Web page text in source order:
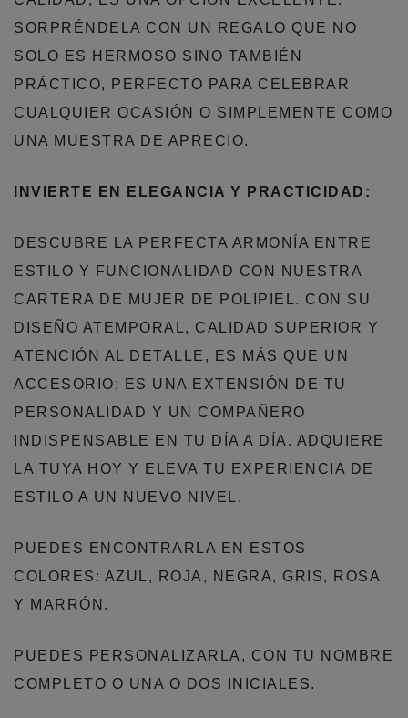
SORPRÉNDELA CON UN REGALO QUE NO
SOLO ES HERMOSO SINO TAMBIÉN
PRÁCTICO, PERFECTO PARA CELEBRAR
CUALQUIER OCASIÓN O SIMPLEMENTE COMO
UNA MUESTRA DE APRECIO.
INVIERTE EN ELEGANCIA Y PRACTICIDAD:
DESCUBRE LA PERFECTA ARMONÍA ENTRE
ESTILO Y FUNCIONALIDAD CON NUESTRA
CARTERA DE MUJER DE POLIPIEL. CON SU
DISEÑO ATEMPORAL, CALIDAD SUPERIOR Y
ATENCIÓN AL DETALLE, ES MÁS QUE UN
ACCESORIO; ES UNA EXTENSIÓN DE TU
PERSONALIDAD Y UN COMPAÑERO
INDISPENSABLE EN TU DÍA A DÍA. ADQUIERE
LA TUYA HOY Y ELEVA TU EXPERIENCIA DE
ESTILO A UN NUEVO NIVEL.
PUEDES ENCONTRARLA EN ESTOS
COLORES: AZUL, ROJA, NEGRA, GRIS, ROSA
Y MARRÓN.
PUEDES PERSONALIZARLA, CON TU NOMBRE
COMPLETO O UNA O DOS INICIALES.